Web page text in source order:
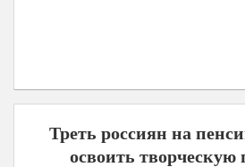
Треть россиян на
освоить творческую